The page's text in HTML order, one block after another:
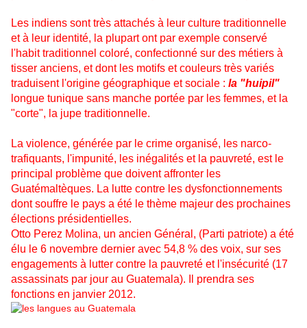
Les indiens sont très attachés à leur culture traditionnelle
et à leur identité, la plupart ont par exemple conservé
l'habit traditionnel coloré, confectionné sur des métiers à
tisser anciens, et dont les motifs et couleurs très variés
traduisent l'origine géographique et sociale : la "huipil"
longue tunique sans manche portée par les femmes, et la
"corte", la jupe traditionnelle.
La violence, générée par le crime organisé, les narco-
trafiquants, l'impunité, les inégalités et la pauvreté, est le
principal problème que doivent affronter les
Guatémaltèques. La lutte contre les dysfonctionnements
dont souffre le pays a été le thème majeur des prochaines
élections présidentielles.
Otto Perez Molina, un ancien Général, (Parti patriote) a été
élu le 6 novembre dernier avec 54,8 % des voix, sur ses
engagements à lutter contre la pauvreté et l'insécurité (17
assassinats par jour au Guatemala). Il prendra ses
fonctions en janvier 2012.